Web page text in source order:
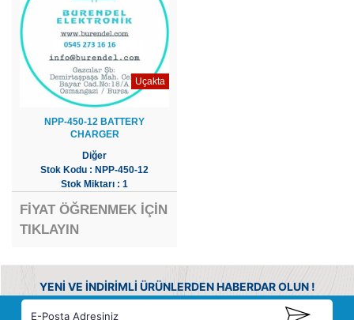
Uçakta
NPP-450-12 BATTERY
CHARGER
Diğer
Stok Kodu : NPP-450-12
Stok Miktarı : 1
FİYAT ÖĞRENMEK İÇİN
TIKLAYIN
YENİ VE İNDİRİMLİ ÜRÜNLERDEN HABERDAR OLUN !